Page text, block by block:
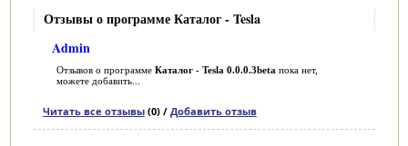
Отзывы о программе Каталог - Tesla
Admin
Отзывов о программе Каталог - Tesla 0.0.0.3beta пока нет,
можете добавить...
Читать все отзывы(0) / Добавить отзыв